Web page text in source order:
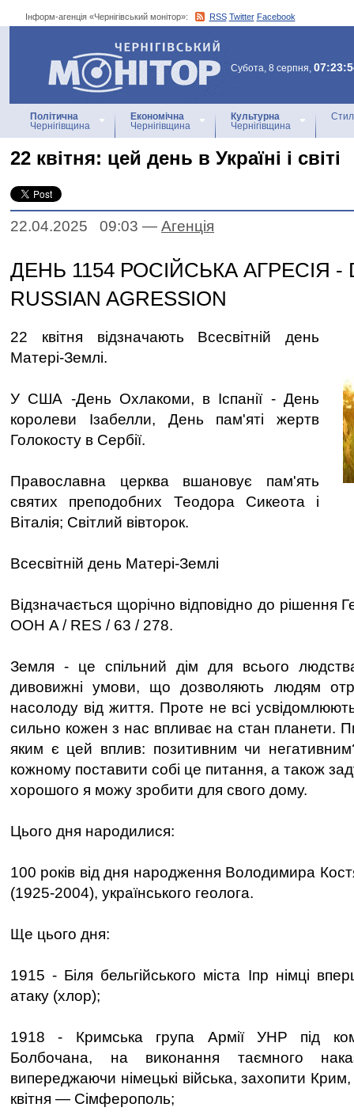
Інформ-агенція «Чернігівський монітор»: RSS Twitter Facebook
Інформ-агенція
«Чернігівський монітор»
Субота, 8 серпня,
Політична
Чернігівщина
Економічна
Чернігівщина
Культурна
Чернігівщина
22 квітня: цей день в Україні і світі
22.04.2025 09:03 — Агенцiя
ДЕНЬ 1154 РОСІЙСЬКА АГРЕСІЯ -
RUSSIAN AGRESSION
22 квітня відзначають Всесвітній день
Матері-Землі.
У США -День Охлакоми, в Іспанії - День
королеви Ізабелли, День пам'яті жертв
Голокосту в Сербії.
Православна церква вшановує пам'ять
святих преподобних Теодора Сикеота і
Віталія; Світлий вівторок.
Всесвітній день Матері-Землі
Відзначається щорічно відповідно до рішення
ООН A / RES / 63 / 278.
Земля - це спільний дім для всього
дивовижні умови, що дозволяють людям
насолоду від життя. Проте не всі
сильно кожен з нас впливає на стан планети.
яким є цей вплив: позитивним чи
кожному поставити собі це питання, а також
хорошого я можу зробити для свого дому.
Цього дня народилися:
100 років від дня народження Володимира
(1925-2004), українського геолога.
Ще цього дня:
1915 - Біля бельгійського міста Іпр німці
атаку (хлор);
1918 - Кримська група Армії УНР під
Болбочана, на виконання таємного
випереджаючи німецькі війська, захопити
квітня — Сімферополь;